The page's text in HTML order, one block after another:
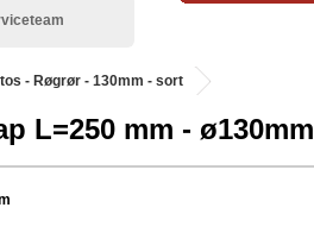
- Røgrør - 130mm - sort
L=250 mm - ø130mm